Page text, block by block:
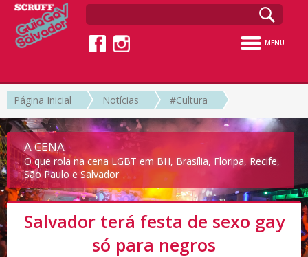
MENU
Página Inicial Notícias #Cultura
A CENA
O que rola na cena LGBT em BH, Brasília, Floripa, Recife,
São Paulo e Salvador
Salvador terá festa de sexo gay
só para negros